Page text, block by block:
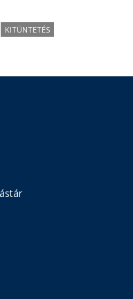
KITÜNTETÉS